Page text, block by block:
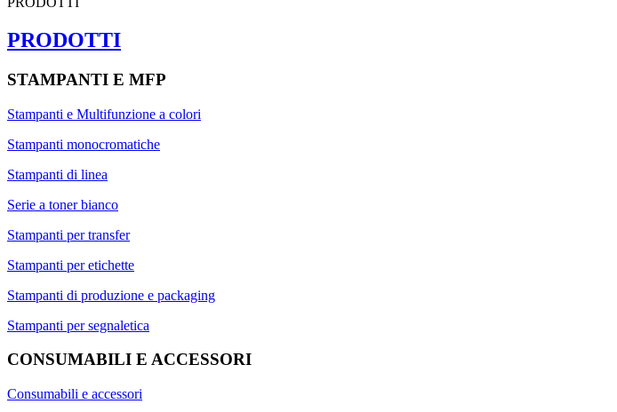
PRODOTTI
STAMPANTI E MFP
Stampanti e Multifunzione a colori
Stampanti monocromatiche
Stampanti di linea
Serie a toner bianco
Stampanti per transfer
Stampanti per etichette
Stampanti di produzione e packaging
Stampanti per segnaletica
CONSUMABILI E ACCESSORI
Consumabili e accessori